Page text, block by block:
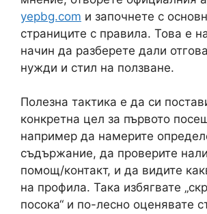
yepbg.com и започнете с
страниците с правила. Това е
начин да разберете дали
нужди и стил на ползване.
Полезна тактика е да си
конкретна цел за първото
например да намерите
съдържание, да проверите
помощ/контакт, и да видите
на профила. Така избягвате
посока“ и по-лесно оценявате